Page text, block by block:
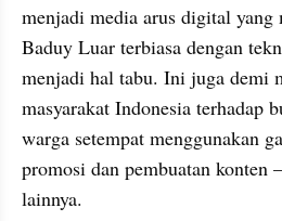
menjadi media arus digital yang
Baduy Luar terbiasa dengan
menjadi hal tabu. Ini juga demi
masyarakat Indonesia terhadap
warga setempat menggunakan
promosi dan pembuatan konten
lainnya.